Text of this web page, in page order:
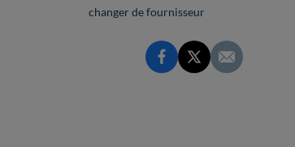
changer de fournisseur